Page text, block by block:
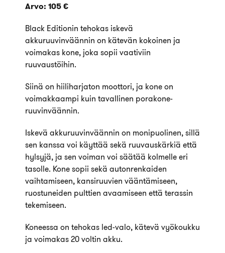
Arvo: 105 €
Black Editionin tehokas iskevä
akkuruuvinväännin on kätevän kokoinen ja
voimakas kone, joka sopii vaativiin
ruuvaustöihin.
Siinä on hiiliharjaton moottori, ja kone on
voimakkaampi kuin tavallinen porakone-
ruuvinväännin.
Iskevä akkuruuvinväännin on monipuolinen, sillä
sen kanssa voi käyttää sekä ruuvauskärkiä että
hylsyjä, ja sen voiman voi säätää kolmelle eri
tasolle. Kone sopii sekä autonrenkaiden
vaihtamiseen, kansiruuvien vääntämiseen,
ruostuneiden pulttien avaamiseen että terassin
tekemiseen.
Koneessa on tehokas led-valo, kätevä vyökoukku
ja voimakas 20 voltin akku.